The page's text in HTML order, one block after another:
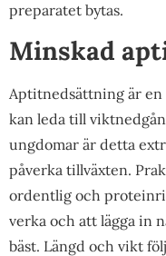
preparatet bytas.
Minskad
Aptitnedsättning är en
kan leda till
ungdomar är detta
påverka tillväxten.
ordentlig och
verka och att lägga in
bäst. Längd och vikt